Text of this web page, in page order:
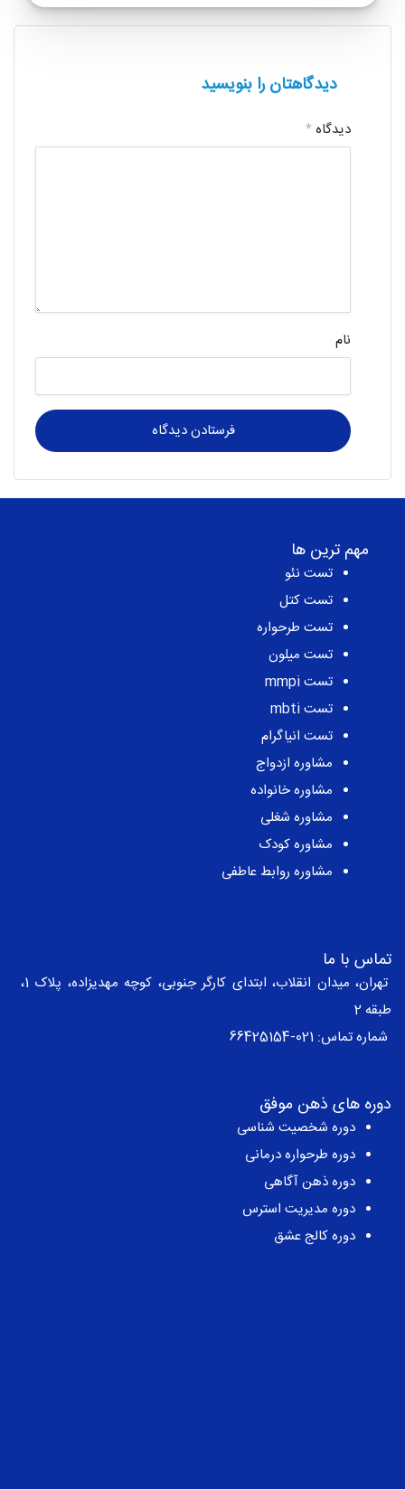
دیدگاهتان را بنویسید
دیدگاه*
نام
مهم ترین ها
تست نئو
تست کتل
تست طرحواره
تست میلون
تست mmpi
تست mbti
تست انیاگرام
مشاوره ازدواج
مشاوره خانواده
مشاوره شغلی
مشاوره کودک
مشاوره روابط عاطفی
تماس با ما
تهران، میدان انقلاب، ابتدای کارگر جنوبی، کوچه مهدیزاده، پلاک 1،
طبقه 2
شماره تماس: 021-66425154
دوره های ذهن موفق
دوره شخصیت شناسی
دوره طرحواره درمانی
دوره ذهن آگاهی
دوره مدیریت استرس
دوره کالج عشق